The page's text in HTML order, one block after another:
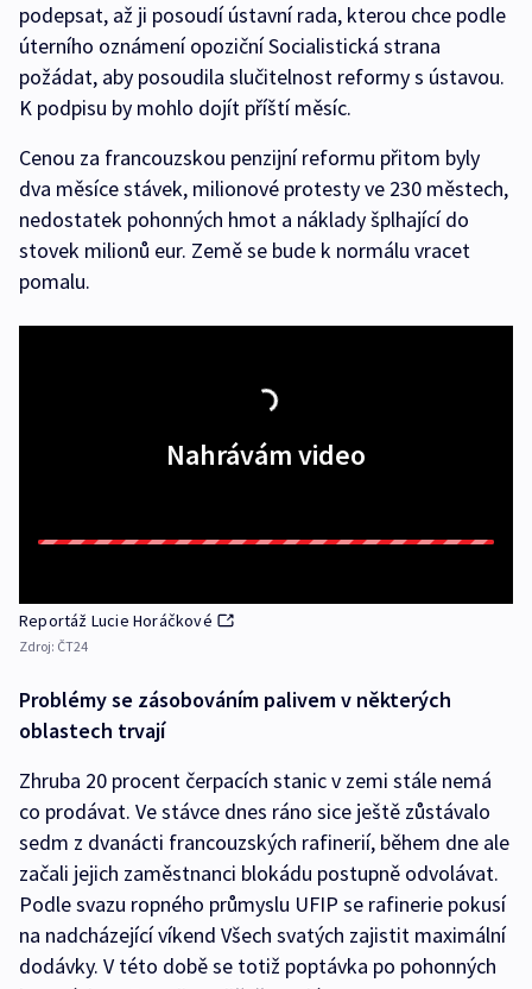
podepsat, až ji posoudí ústavní rada, kterou chce podle
úterního oznámení opoziční Socialistická strana
požádat, aby posoudila slučitelnost reformy s ústavou.
K podpisu by mohlo dojít příští měsíc.
Cenou za francouzskou penzijní reformu přitom byly
dva měsíce stávek, milionové protesty ve 230 městech,
nedostatek pohonných hmot a náklady šplhající do
stovek milionů eur. Země se bude k normálu vracet
pomalu.
Nahrávám video
Reportáž Lucie Horáčkové
Zdroj: ČT24
Problémy se zásobováním palivem v některých
oblastech trvají
Zhruba 20 procent čerpacích stanic v zemi stále nemá
co prodávat. Ve stávce dnes ráno sice ještě zůstávalo
sedm z dvanácti francouzských rafinerií, během dne ale
začali jejich zaměstnanci blokádu postupně odvolávat.
Podle svazu ropného průmyslu UFIP se rafinerie pokusí
na nadcházející víkend Všech svatých zajistit maximální
dodávky. V této době se totiž poptávka po pohonných